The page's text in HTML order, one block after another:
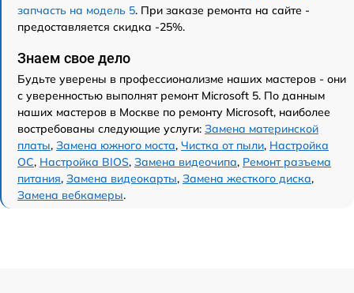
запчасть на модель 5. При заказе ремонта на сайте -
предоставляется скидка -25%.
Знаем свое дело
Будьте уверены в профессионализме наших мастеров - они
с уверенностью выполнят ремонт Microsoft 5. По данным
наших мастеров в Москве по ремонту Microsoft, наиболее
востребованы следующие услуги: Замена материнской
платы, Замена южного моста, Чистка от пыли, Настройка
ОС, Настройка BIOS, Замена видеочипа, Ремонт разъема
питания, Замена видеокарты, Замена жесткого диска,
Замена вебкамеры.